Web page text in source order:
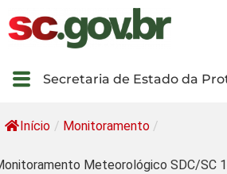
Secretaria de Estado da
Início / Monitoramento /
Meteorológico SDC/SC